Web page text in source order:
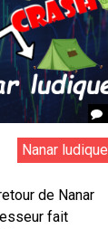
Nanar ludique
de Nanar
fait